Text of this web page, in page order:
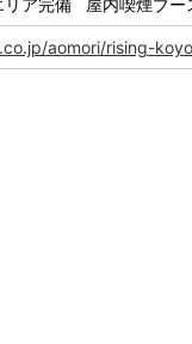
リア完備 屋内喫煙ブー
aomori/rising-